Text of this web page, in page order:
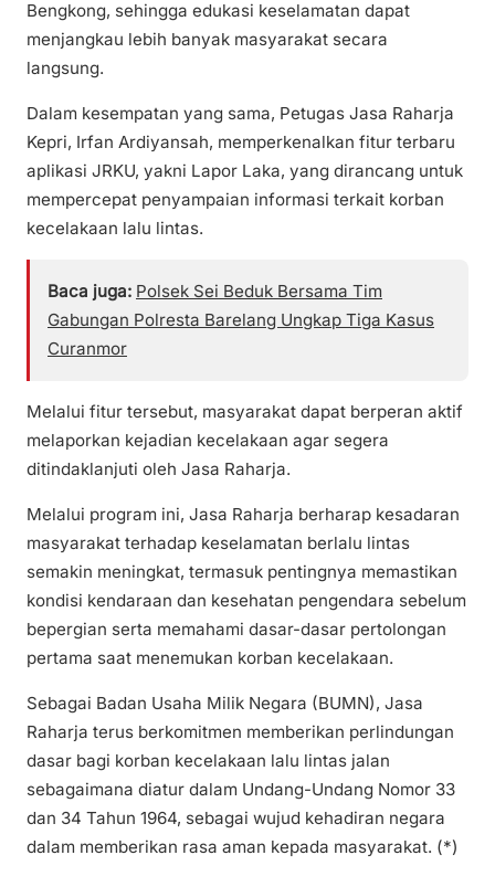
Bengkong, sehingga edukasi keselamatan dapat
menjangkau lebih banyak masyarakat secara
langsung.
Dalam kesempatan yang sama, Petugas Jasa Raharja
Kepri, Irfan Ardiyansah, memperkenalkan fitur terbaru
aplikasi JRKU, yakni Lapor Laka, yang dirancang untuk
mempercepat penyampaian informasi terkait korban
kecelakaan lalu lintas.
Baca juga: Polsek Sei Beduk Bersama Tim
Gabungan Polresta Barelang Ungkap Tiga Kasus
Curanmor
Melalui fitur tersebut, masyarakat dapat berperan aktif
melaporkan kejadian kecelakaan agar segera
ditindaklanjuti oleh Jasa Raharja.
Melalui program ini, Jasa Raharja berharap kesadaran
masyarakat terhadap keselamatan berlalu lintas
semakin meningkat, termasuk pentingnya memastikan
kondisi kendaraan dan kesehatan pengendara sebelum
bepergian serta memahami dasar-dasar pertolongan
pertama saat menemukan korban kecelakaan.
Sebagai Badan Usaha Milik Negara (BUMN), Jasa
Raharja terus berkomitmen memberikan perlindungan
dasar bagi korban kecelakaan lalu lintas jalan
sebagaimana diatur dalam Undang-Undang Nomor 33
dan 34 Tahun 1964, sebagai wujud kehadiran negara
dalam memberikan rasa aman kepada masyarakat. (*)